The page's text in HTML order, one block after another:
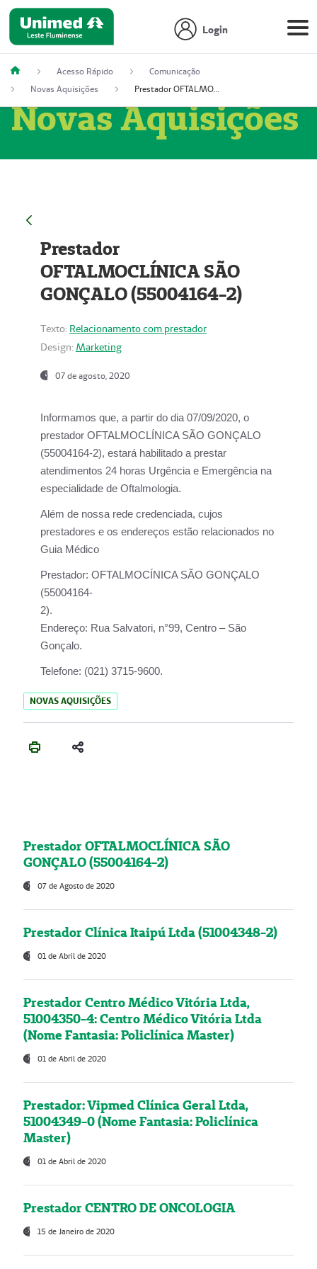
Login
Acesso Rápido
Comunicação
Novas Aquisições
Prestador OFTALMOCLÍNICA SÃO GONÇALO (55004164-2)
Novas Aquisições
Prestador
OFTALMOCLÍNICA SÃO
GONÇALO (55004164-2)
Texto: Relacionamento com prestador
Design: Marketing
07 de agosto, 2020
Informamos que, a partir do dia 07/09/2020, o
prestador OFTALMOCLÍNICA SÃO GONÇALO
(55004164-2), estará habilitado a prestar
atendimentos 24 horas Urgência e Emergência na
especialidade de Oftalmologia.
Além de nossa rede credenciada, cujos
prestadores e os endereços estão relacionados no
Guia Médico
Prestador: OFTALMOCÍNICA SÃO GONÇALO
(55004164-
2).
Endereço: Rua Salvatori, n°99, Centro – São
Gonçalo.
Telefone: (021) 3715-9600.
NOVAS AQUISIÇÕES
Prestador OFTALMOCLÍNICA SÃO
GONÇALO (55004164-2)
07 de Agosto de 2020
Prestador Clínica Itaipú Ltda (51004348-2)
01 de Abril de 2020
Prestador Centro Médico Vitória Ltda,
51004350-4: Centro Médico Vitória Ltda
(Nome Fantasia: Policlínica Master)
01 de Abril de 2020
Prestador: Vipmed Clínica Geral Ltda,
51004349-0 (Nome Fantasia: Policlínica
Master)
01 de Abril de 2020
Prestador CENTRO DE ONCOLOGIA
15 de Janeiro de 2020